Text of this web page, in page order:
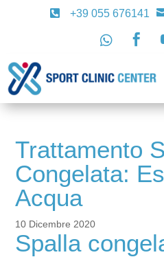
 +39 055 676141
 
Trattamento
Congelata:
Acqua
10 Dicembre 2020
Spalla